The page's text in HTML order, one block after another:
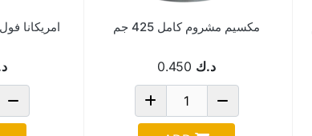
مكسيم مشروم كامل 425 جم
د.ك 0.450
امريكانا